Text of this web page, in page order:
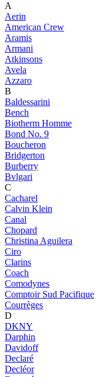
A
Aerin
American Crew
Aramis
Armani
Atkinsons
Avela
Azzaro
B
Baldessarini
Bench
Biotherm Homme
Bond No. 9
Boucheron
Bridgerton
Burberry
Bvlgari
C
Cacharel
Calvin Klein
Canal
Chopard
Christina Aguilera
Ciro
Clarins
Coach
Comodynes
Comptoir Sud Pacifique
Courrèges
D
DKNY
Darphin
Davidoff
Declaré
Decléor